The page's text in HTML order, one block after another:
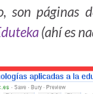
son páginas
(ahí es